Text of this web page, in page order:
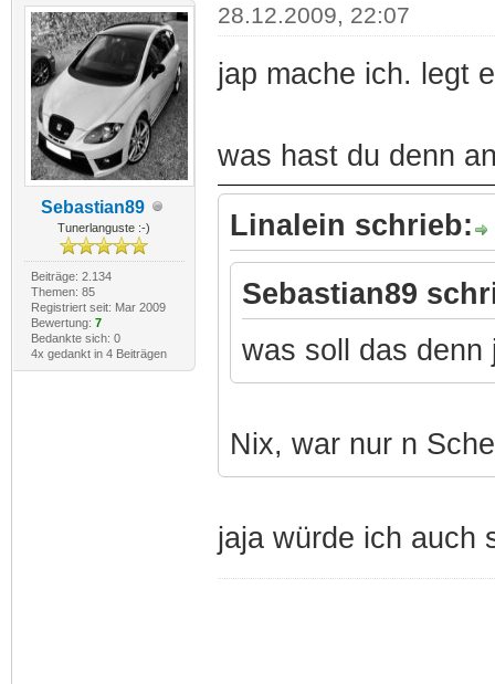
Sebastian89
Tunerlanguste :-)
Beiträge: 2.134
Themen: 85
Registriert seit: Mar 2009
Bewertung: 7
Bedankte sich: 0
4x gedankt in 4 Beiträgen
28.12.2009, 22:07
jap mache ich. legt
was hast du denn
Linalein schrieb:
Sebastian89
was soll das
Nix, war nur n
jaja würde ich auch